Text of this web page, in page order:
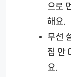
으로
해요.
무선
집 안
요.